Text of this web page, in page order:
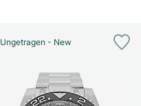
Ungetragen - New